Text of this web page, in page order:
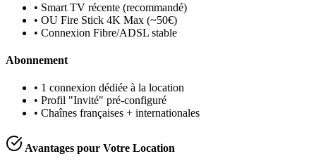
• Smart TV récente (recommandé)
• OU Fire Stick 4K Max (~50€)
• Connexion Fibre/ADSL stable
Abonnement
• 1 connexion dédiée à la location
• Profil "Invité" pré-configuré
• Chaînes françaises + internationales
Avantages pour Votre Location